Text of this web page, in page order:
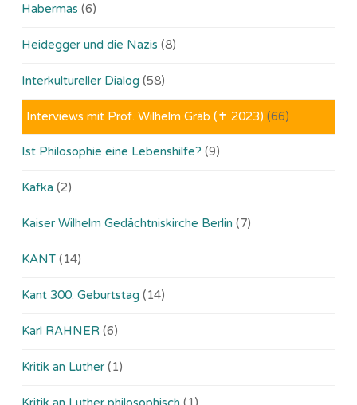
Habermas (6)
Heidegger und die Nazis (8)
Interkultureller Dialog (58)
Interviews mit Prof. Wilhelm Gräb (✝ 2023) (66)
Ist Philosophie eine Lebenshilfe? (9)
Kafka (2)
Kaiser Wilhelm Gedächtniskirche Berlin (7)
KANT (14)
Kant 300. Geburtstag (14)
Karl RAHNER (6)
Kritik an Luther (1)